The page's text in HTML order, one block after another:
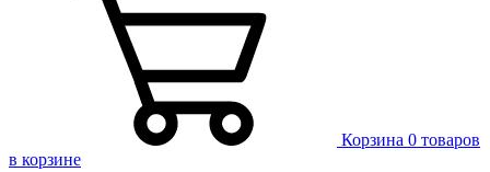
Корзина 0 товаров
в корзине